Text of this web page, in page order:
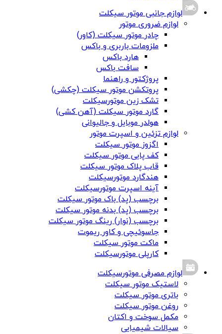
لوازم جانبی موتور سیکلت
لوازم ضروری موتور
چادر موتور سیکلت (کاور)
ملزومات باربری و باکس
هارد باکس
سافت باکس
پروژکتور و راهنما
پروتکشن موتور سیکلت (چکشی)
تشک زین موتورسیکلت
گارد موتور سیکلت (آهن کشی)
هولدر موبایل و جالیوانی
لوازم تزئین و اسپرت موتور
اگزوز موتور سیکلت
کف پایی موتور سیکلت
قاب پلاک موتور سیکلت
هندگارد موتورسیکلت
آینه اسپرت موتورسیکلت
برچسب (پد) باک موتور سیکلت
برچسب (پد) بدنه موتور سیکلت
برچسب (نوار) رینگ موتور سیکلت
جاسوئیچی و کاور ریموت
ماکت موتور سیکلت
کارپلی موتورسیکلت
لوازم مصرفی موتورسیکلت
لاستیک موتور سیکلت
باتری موتور سیکلت
روغن موتور سیکلت
مکمل سوخت و اکتان
سیالات شیمیایی